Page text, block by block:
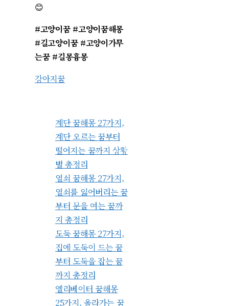
😊
#고양이꿈 #고양이꿈해몽
#길고양이꿈 #고양이가무
는꿈 #길몽흉몽
강아지꿈
계단 꿈해몽 27가지,
계단 오르는 꿈부터
떨어지는 꿈까지 상황
별 총정리
열쇠 꿈해몽 27가지,
열쇠를 잃어버리는 꿈
부터 문을 여는 꿈까
지 총정리
도둑 꿈해몽 27가지,
집에 도둑이 드는 꿈
부터 도둑을 잡는 꿈
까지 총정리
엘리베이터 꿈해몽
25가지, 올라가는 꿈